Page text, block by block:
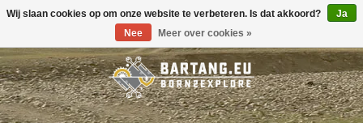
Toggle
Wij slaan cookies op om onze website te verbeteren. Is dat akkoord?
Ja
Nee
Meer over cookies »